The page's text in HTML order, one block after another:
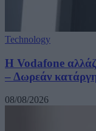
Technology
Η Vodafone
– Δωρεάν
08/08/2026